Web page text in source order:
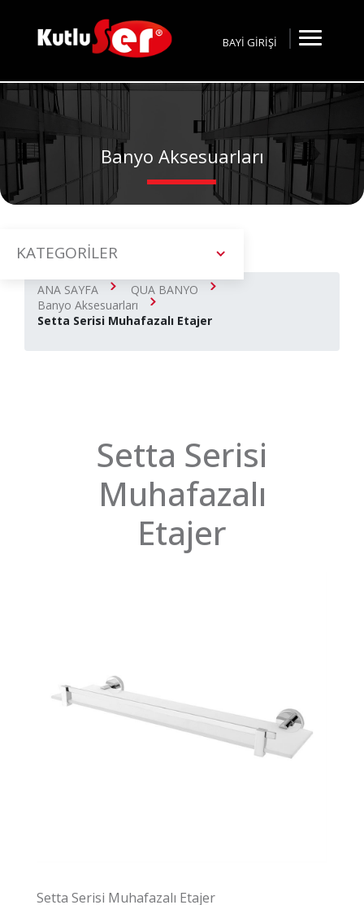
BAYİ GİRİŞİ
Banyo Aksesuarları
KATEGORİLER
ANA SAYFA
QUA BANYO
Banyo Aksesuarları
Setta Serisi Muhafazalı Etajer
Setta Serisi
Muhafazalı
Etajer
Setta Serisi Muhafazalı Etajer